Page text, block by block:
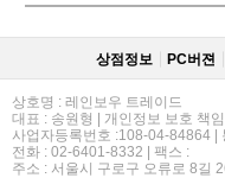
상점정보 PC버젼
상호명 : 레인보우 트레이드
대표 : 송원형 | 개인정보 보호 책
사업자등록번호 :108-04-84864 |
전화 : 02-6401-8332 | 팩스 :
주소 : 서울시 구로구 오류로 8길